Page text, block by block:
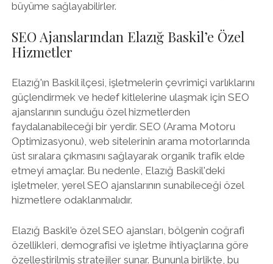
büyüme sağlayabilirler.
SEO Ajanslarından Elazığ Baskil’e Özel
Hizmetler
Elazığ'ın Baskil ilçesi, işletmelerin çevrimiçi varlıklarını
güçlendirmek ve hedef kitlelerine ulaşmak için SEO
ajanslarının sunduğu özel hizmetlerden
faydalanabileceği bir yerdir. SEO (Arama Motoru
Optimizasyonu), web sitelerinin arama motorlarında
üst sıralara çıkmasını sağlayarak organik trafik elde
etmeyi amaçlar. Bu nedenle, Elazığ Baskil'deki
işletmeler, yerel SEO ajanslarının sunabileceği özel
hizmetlere odaklanmalıdır.
Elazığ Baskil'e özel SEO ajansları, bölgenin coğrafi
özellikleri, demografisi ve işletme ihtiyaçlarına göre
özelleştirilmiş stratejiler sunar. Bununla birlikte, bu